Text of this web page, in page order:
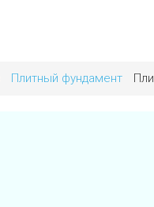
Плитный фундамент